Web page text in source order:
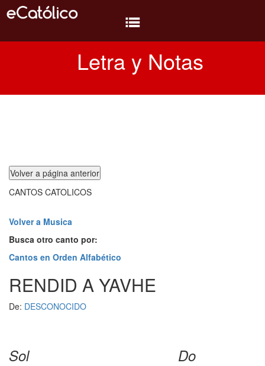
Letra y Notas
Oratorio
Libros
Conocer
MP3
Oraciones
Letras
CANTOS CATOLICOS
Volver a Musica
Busca otro canto por:
Cantos en Orden Alfabético
RENDID A YAVHE
De: DESCONOCIDO
Sol Do